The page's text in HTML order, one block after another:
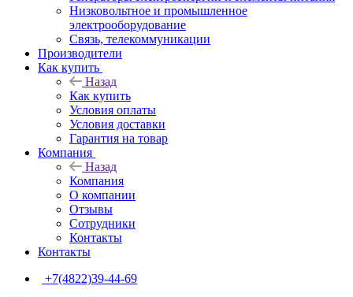
Низковольтное и промышленное
электрооборудование
Связь, телекоммуникации
Производители
Как купить
Назад
Как купить
Условия оплаты
Условия доставки
Гарантия на товар
Компания
Назад
Компания
О компании
Отзывы
Сотрудники
Контакты
Контакты
+7(4822)39-44-69